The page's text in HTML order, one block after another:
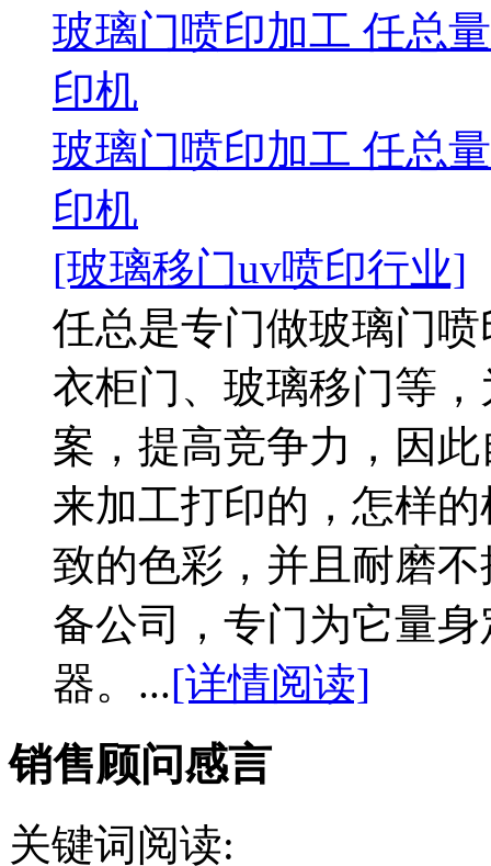
玻璃门喷印加工 任总
印机
玻璃门喷印加工 任总
印机
[玻璃移门uv喷印行业]
任总是专门做玻璃门
衣柜门、玻璃移门等
案，提高竞争力，因
来加工打印的，怎样
致的色彩，并且耐磨
备公司，专门为它量
器。...[详情阅读]
销售顾问感言
关键词阅读: